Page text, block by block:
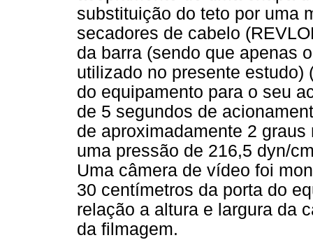
substituição do teto por uma
secadores de cabelo
da barra (sendo que apenas
utilizado no presente estudo)
do equipamento para o seu
de 5 segundos de
de aproximadamente 2
uma pressão de 216,5 dyn/
Uma câmera de vídeo foi
30 centímetros da porta do
relação a altura e largura da
da filmagem.